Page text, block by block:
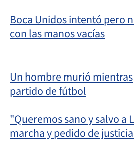
Boca Unidos intentó pero
con las manos vacías
Un hombre murió
partido de fútbol
"Queremos sano y salvo a
marcha y pedido de